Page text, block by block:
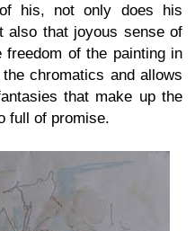
his, not only does his
also that joyous sense of
of the painting in
chromatics and allows
that make up the
full of promise.